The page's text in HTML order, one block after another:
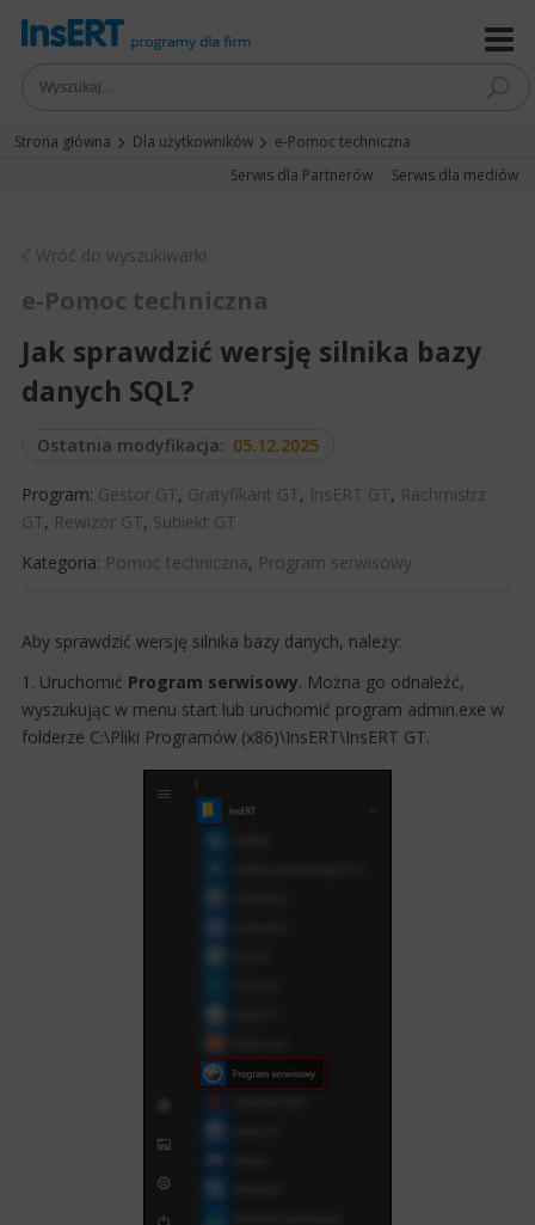
Strona główna Dla użytkowników
e-Pomoc techniczna
Serwis dla Partnerów
Serwis dla mediów
Wróć do wyszukiwarki
e-Pomoc techniczna
Jak sprawdzić wersję silnika bazy
danych SQL?
Ostatnia modyfikacja: 05.12.2025
Program: Gestor GT, Gratyfikant GT, InsERT GT, Rachmistrz
GT, Rewizor GT, Subiekt GT
Kategoria: Pomoc techniczna, Program serwisowy
​Aby sprawdzić wersję silnika bazy danych, należy:
1. Uruchomić Program serwisowy. Można go odnaleźć,
wyszukując w menu start lub uruchom​​ić program admin.exe w
folderze C:\Pliki Programów (x86)\InsERT\InsERT GT.